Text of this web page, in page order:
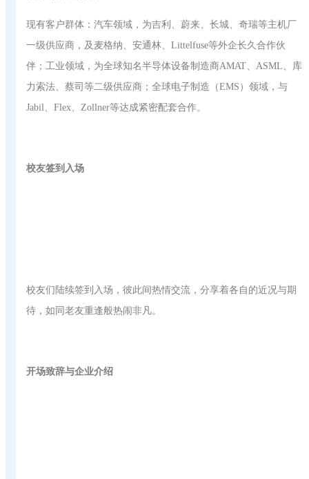
现有客户群体：汽车领域，为吉利、蔚来、长城、奇瑞等主机厂
一级供应商，及麦格纳、安通林、Littelfuse等外企长久合作伙
伴；工业领域，为全球知名半导体设备制造商AMAT、ASML、库
力索法、蔡司等二级供应商；全球电子制造（EMS）领域，与
Jabil、Flex、Zollner等达成紧密配套合作。
校友签到入场
校友们陆续签到入场，彼此间热情交流，分享着各自的近况与期
待，如同老友重逢般热闹非凡。
开场致辞与企业介绍